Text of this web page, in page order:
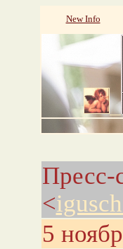
New Info
<
5